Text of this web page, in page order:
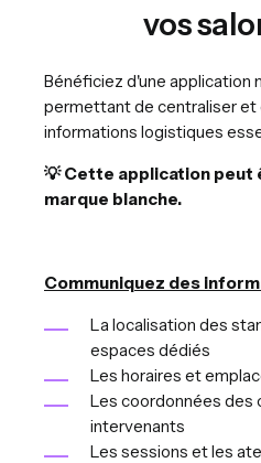
vos
Bénéficiez d'une application
permettant de centraliser
informations logistiques
💡 Cette application peut
marque blanche.
Communiquez des
La localisation des
espaces dédiés
Les horaires et
Les coordonnées des
intervenants
Les sessions et les